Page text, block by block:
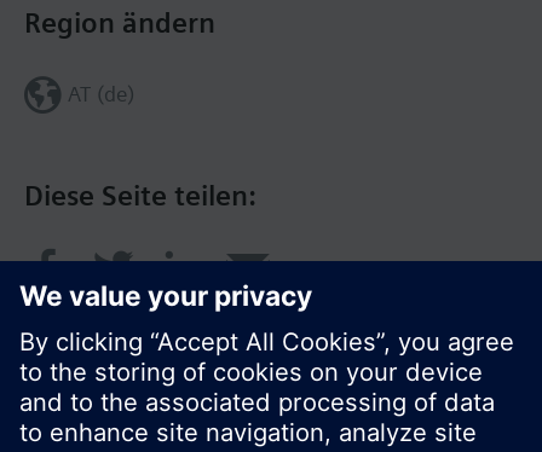
Diese Seite teilen:
Region ändern
AT (de)